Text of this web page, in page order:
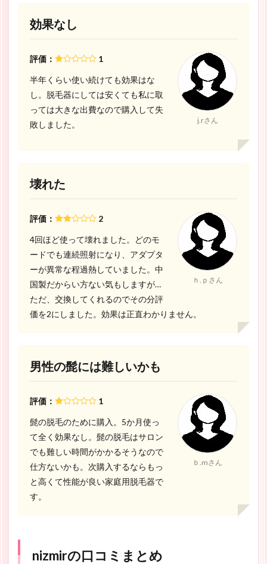
効果なし
j.rさん
評価： 1
半年くらい使い続けても効果はな
し。脱毛器にしては安くても私に取
っては大きな出費なので購入して失
敗しました。
壊れた
ｈ.ｐさん
評価： 2
4回ほど使って壊れました。どのモ
ードでも連続照射になり、アダプタ
ーが異常な程過熱していました。中
国製だからい方ない気もしますが…
ただ、交換してくれるのでその分評
価を2にしました。効果は正直わかりません。
男性の髭には難しいかも
ｂ.mさん
評価： 1
髭の脱毛のために購入。5か月使っ
て全く効果なし。髭の脱毛はサロン
でも難しい時間がかかるそうなので
仕方ないかも。次購入するならもっ
と高くて性能が良い家庭用脱毛器で
す。
nizmirの口コミまとめ